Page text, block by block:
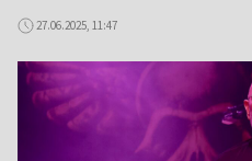
27.06.2025, 11:47